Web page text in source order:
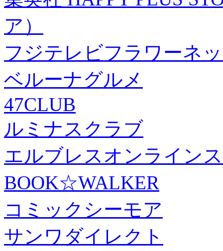
ア）
フジテレビフラワーネ
ベルーナグルメ
47CLUB
ルミナスクラブ
エルブレスオンライン
BOOK☆WALKER
コミックシーモア
サンワダイレクト